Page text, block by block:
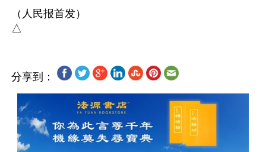
（人民报首发）
分享到：